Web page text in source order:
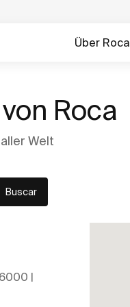
Über Roca
Roca
Welt
Buscar
|